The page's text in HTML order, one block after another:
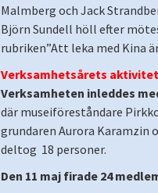
Malmberg och Jack
Björn Sundell höll efter
rubriken”Att leka med Kina
Verksamhetsårets
Verksamheten inleddes
där museiföreståndare
grundaren Aurora Karamzin
deltog 18 personer.
Den 11 maj firade 24